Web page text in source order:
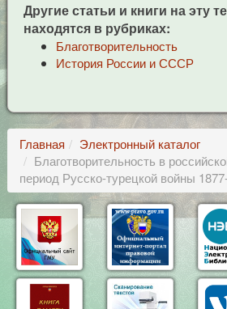
Другие статьи и книги на эту
находятся в рубриках:
Благотворительность
История России и СССР
Главная
Электронный каталог
Благотворительность в
период Русско-турецкой войны